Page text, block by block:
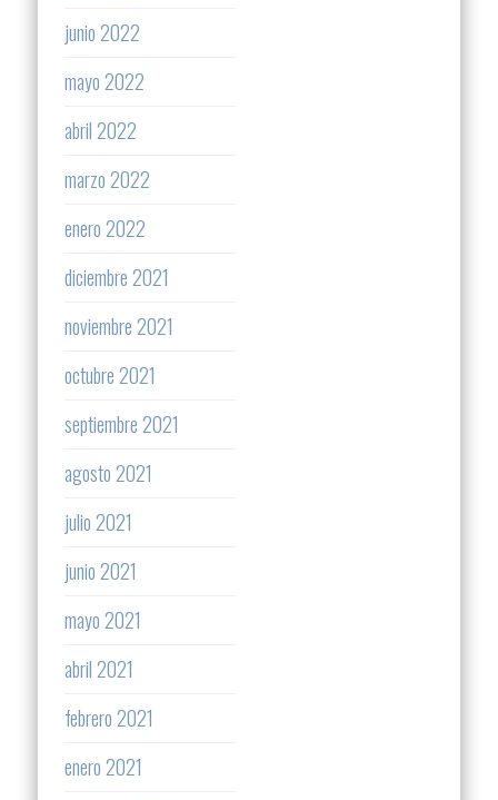
junio 2022
mayo 2022
abril 2022
marzo 2022
enero 2022
diciembre 2021
noviembre 2021
octubre 2021
septiembre 2021
agosto 2021
julio 2021
junio 2021
mayo 2021
abril 2021
febrero 2021
enero 2021